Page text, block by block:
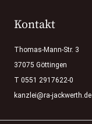
Kontakt
Thomas-Mann-Str. 3
37075 Göttingen
T 0551 2917622-0
kanzlei@ra-jackwerth.de